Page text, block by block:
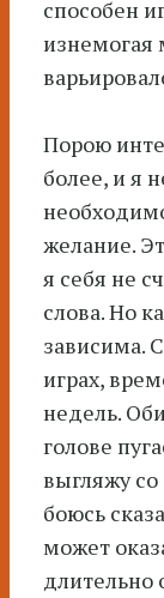
способен
изнемогая
Порою
более, и я
желание.
я себя не
слова. Но
зависима.
играх,
недель.
голове
выгляжу
боюсь
может
длительно